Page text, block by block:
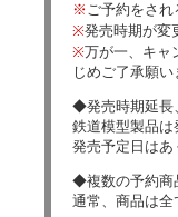
※ ご予約をされ
※発売時期が変
※万が一、キャ
じめご了承願い
◆発売時期延長
鉄道模型製品は
発売予定日はあ
◆複数の予約商
通常、商品は全